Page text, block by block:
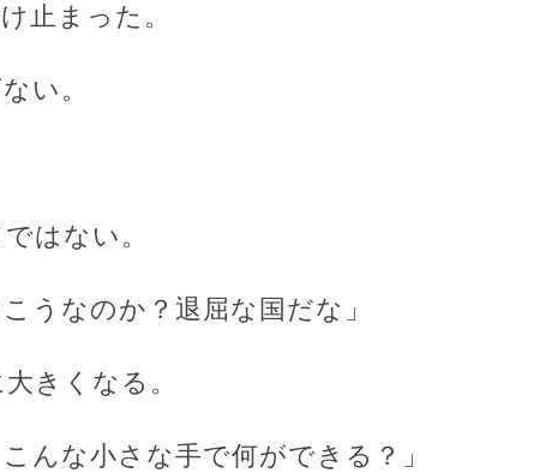
止まった。
い。
はない。
うなのか？退屈な国だな」
きくなる。
んな小さな手で何ができる？」